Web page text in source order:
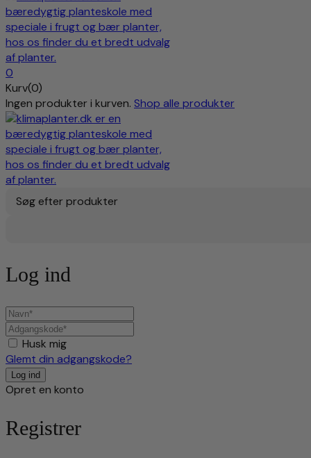
0
Kurv(0)
Ingen produkter i kurven. Shop alle produkter
Søg efter produkter
Log ind
Husk mig
Glemt din adgangskode?
Opret en konto
Registrer